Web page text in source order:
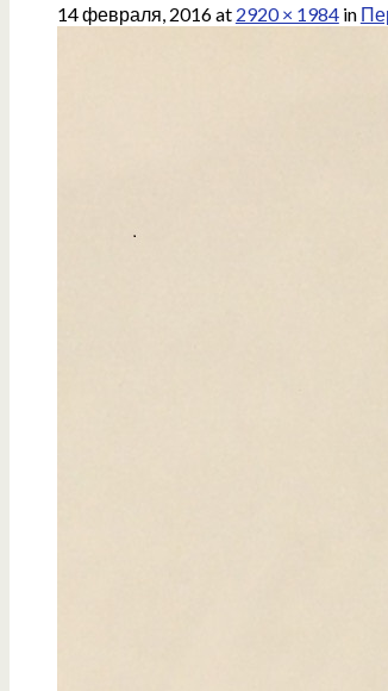
14 февраля, 2016at 2920 × 1984in